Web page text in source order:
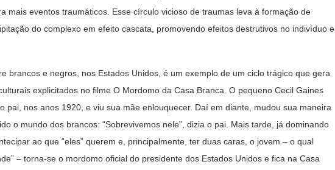
mais eventos traumáticos. Esse círculo vicioso de traumas leva à formação de
do complexo em efeito cascata, promovendo efeitos destrutivos no indivíduo e
brancos e negros, nos Estados Unidos, é um exemplo de um ciclo trágico que gera
explicitados no filme O Mordomo da Casa Branca. O pequeno Cecil Gaines
pai, nos anos 1920, e viu sua mãe enlouquecer. Daí em diante, mudou sua maneira
o mundo dos brancos: “Sobrevivemos nele”, dizia o pai. Mais tarde, já dominando
ao que “eles” querem e, principalmente, ter duas caras, o jovem – o qual
– torna-se o mordomo oficial do presidente dos Estados Unidos e fica na Casa